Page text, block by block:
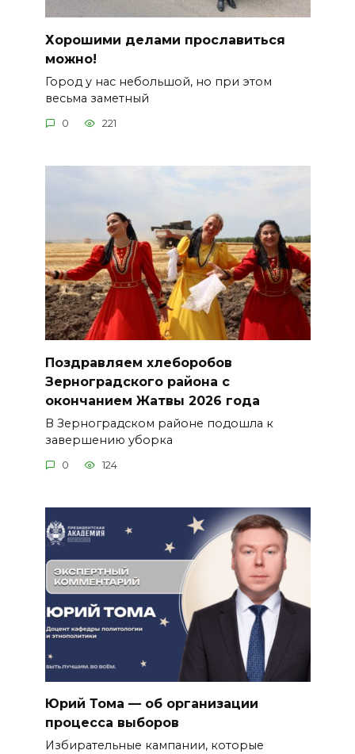
Хорошими делами прославиться
можно!
Город у нас небольшой, но при этом
весьма заметный
0 221
Поздравляем хлеборобов
Зерноградского района с
окончанием Жатвы 2026 года
В Зерноградском районе подошла к
завершению уборка
0 124
Юрий Тома — об организации
процесса выборов
Избирательные кампании, которые